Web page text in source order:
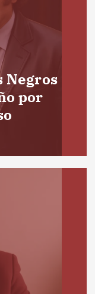
Negros
por